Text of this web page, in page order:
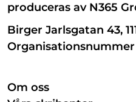
produceras av N365
Birger Jarlsgatan 43,
Organisationsnummer
Om oss